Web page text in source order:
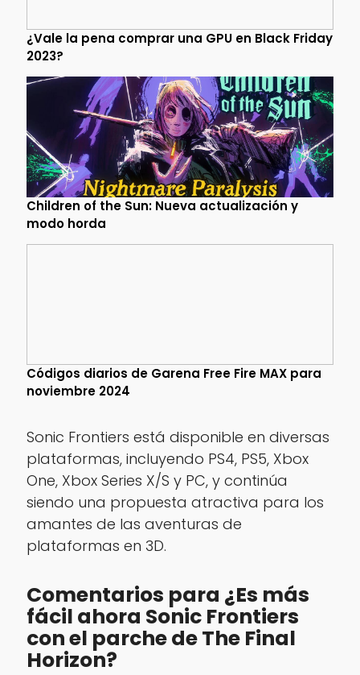
¿Vale la pena comprar una GPU en Black Friday
2023?
Children of the Sun: Nueva actualización y
modo horda
Códigos diarios de Garena Free Fire MAX para
noviembre 2024
Sonic Frontiers está disponible en diversas
plataformas, incluyendo PS4, PS5, Xbox
One, Xbox Series X/S y PC, y continúa
siendo una propuesta atractiva para los
amantes de las aventuras de
plataformas en 3D.
Comentarios para ¿Es más
fácil ahora Sonic Frontiers
con el parche de The Final
Horizon?